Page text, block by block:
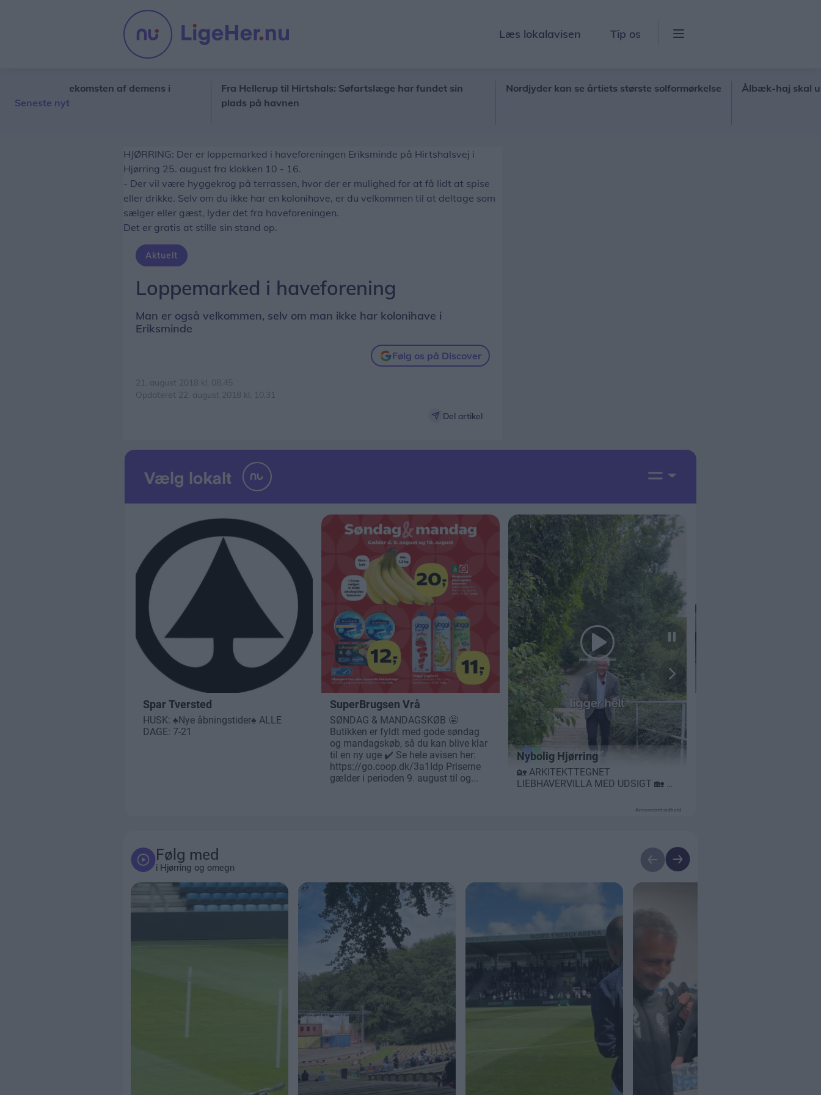
Læs lokalavisen Tip os
Seneste nyt
i forekomsten af demens i
Fra Hellerup til Hirtshals: Søfartslæge har fundet sin
plads på havnen
Nordjyder kan se årtiets største solformørkelse Ålbæk-haj skal
HJØRRING: Der er loppemarked i haveforeningen Eriksminde på Hirtshalsvej i
Hjørring 25. august fra klokken 10 - 16.
- Der vil være hyggekrog på terrassen, hvor der er mulighed for at få lidt at spise
eller drikke. Selv om du ikke har en kolonihave, er du velkommen til at deltage som
sælger eller gæst, lyder det fra haveforeningen.
Det er gratis at stille sin stand op.
Aktuelt
Loppemarked i haveforening
Man er også velkommen, selv om man ikke har kolonihave i
Eriksminde
Følg os på Discover
21. august 2018 kl. 08.45
Opdateret 22. august 2018 kl. 10.31
Del artikel
Annonceret indhold
Følg med
i Hjørring og omegn